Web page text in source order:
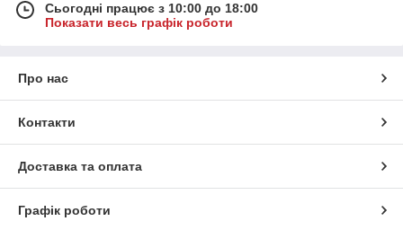
Сьогодні працює з 10:00 до 18:00
Показати весь графік роботи
Про нас
Контакти
Доставка та оплата
Графік роботи